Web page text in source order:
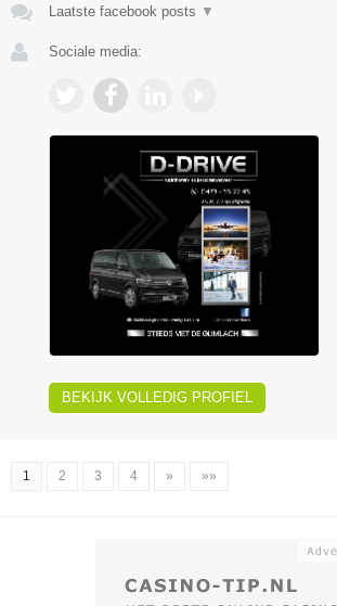
Laatste facebook posts ▼
Sociale media:
BEKIJK VOLLEDIG PROFIEL
1 2 3 4 » »»